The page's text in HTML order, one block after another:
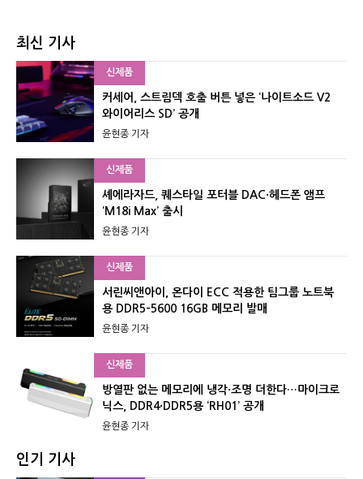
최신 기사
신제품
커세어, 스트림덱 호출 버튼 넣은 ‘나이트소드 V2
와이어리스 SD’ 공개
윤현종 기자
신제품
셰에라자드, 퀘스타일 포터블 DAC·헤드폰 앰프
‘M18i Max’ 출시
윤현종 기자
신제품
서린씨앤아이, 온다이 ECC 적용한 팀그룹 노트북
용 DDR5-5600 16GB 메모리 발매
윤현종 기자
신제품
방열판 없는 메모리에 냉각·조명 더한다…마이크로
닉스, DDR4·DDR5용 ‘RH01’ 공개
윤현종 기자
인기 기사